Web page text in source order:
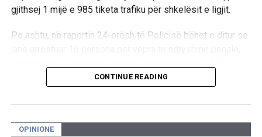
gjithsej 1 mijë e 985 tiketa trafiku për shkelësit e ligjit.
Po ashtu, në raportin 24-orësh të Policisë bëhet e ditur se
CONTINUE READING
OPINIONE